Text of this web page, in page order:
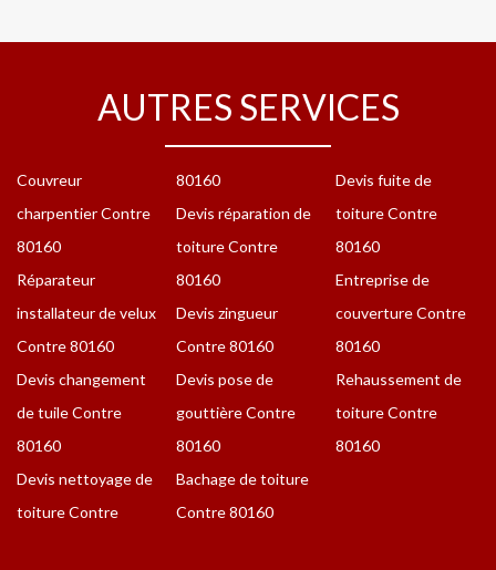
AUTRES SERVICES
Couvreur
charpentier Contre
80160
Réparateur
installateur de velux
Contre 80160
Devis changement
de tuile Contre
80160
Devis nettoyage de
toiture Contre
80160
Devis réparation de
toiture Contre
80160
Devis zingueur
Contre 80160
Devis pose de
gouttière Contre
80160
Bachage de toiture
Contre 80160
Devis fuite de
toiture Contre
80160
Entreprise de
couverture Contre
80160
Rehaussement de
toiture Contre
80160